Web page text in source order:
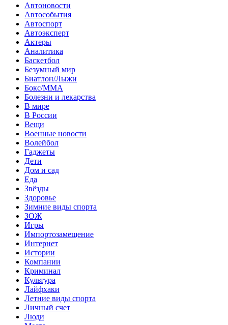
Автоновости
Автособытия
Автоспорт
Автоэксперт
Актеры
Аналитика
Баскетбол
Безумный мир
Биатлон/Лыжи
Бокс/MMA
Болезни и лекарства
В мире
В России
Вещи
Военные новости
Волейбол
Гаджеты
Дети
Дом и сад
Еда
Звёзды
Здоровье
Зимние виды спорта
ЗОЖ
Игры
Импортозамещение
Интернет
Истории
Компании
Криминал
Культура
Лайфхаки
Летние виды спорта
Личный счет
Люди